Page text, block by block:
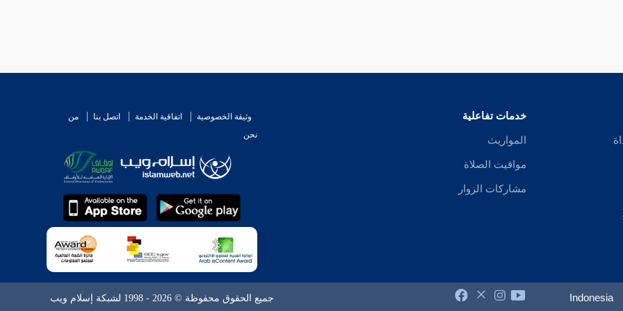
خدمات تفاعلية
المواريث
مواقيت الصلاة
مشاركات الزوار
وثيقة الخصوصية اتفاقية الخدمة اتصل بنا
من
نحن
Indonesia جميع الحقوق محفوظة © 2026 - 1998 لشبكة إسلام ويب